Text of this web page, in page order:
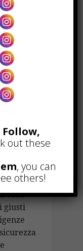
come
e una
sono
giusti
Follow,
out these
, you can
others!